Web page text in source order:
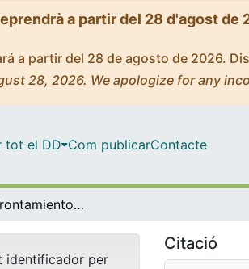
a partir del 28 d'agost de
a partir del 28 de agosto de 2026.
28, 2026. We apologize for any
tot el DD Com publicarContacte
Estilos de afrontamiento al conflicto para la eficiencia organizativa en Equipos de Enfermería de Atención Primaria
identificador per
Citació